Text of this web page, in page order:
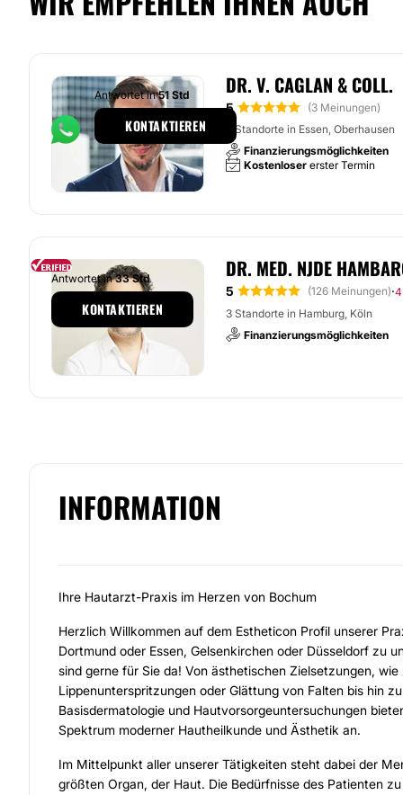
DR. V. CAGLAN & COLL.
5
(3 Meinungen)
3 Standorte in Essen, Oberhausen
Finanzierungsmöglichkeiten
Kostenloser erster Termin
Antwortet in51 Std
KONTAKTIEREN
DR. MED. NJDE
5 (126 Meinungen)·
3 Standorte in Hamburg, Köln
Finanzierungsmöglichkeiten
Antwortet in33 Std
KONTAKTIEREN
INFORMATION
Ihre Hautarzt-Praxis im Herzen von Bochum
Herzlich Willkommen auf dem Estheticon Profil unserer
Dortmund oder Essen, Gelsenkirchen oder Düsseldorf zu
sind gerne für Sie da! Von ästhetischen Zielsetzungen, wie
Lippenunterspritzungen oder Glättung von Falten bis hin
Basisdermatologie und Hautvorsorgeuntersuchungen
Spektrum moderner Hautheilkunde und Ästhetik an.
Im Mittelpunkt aller unserer Tätigkeiten steht dabei der
größten Organ, der Haut. Die Bedürfnisse des Patienten